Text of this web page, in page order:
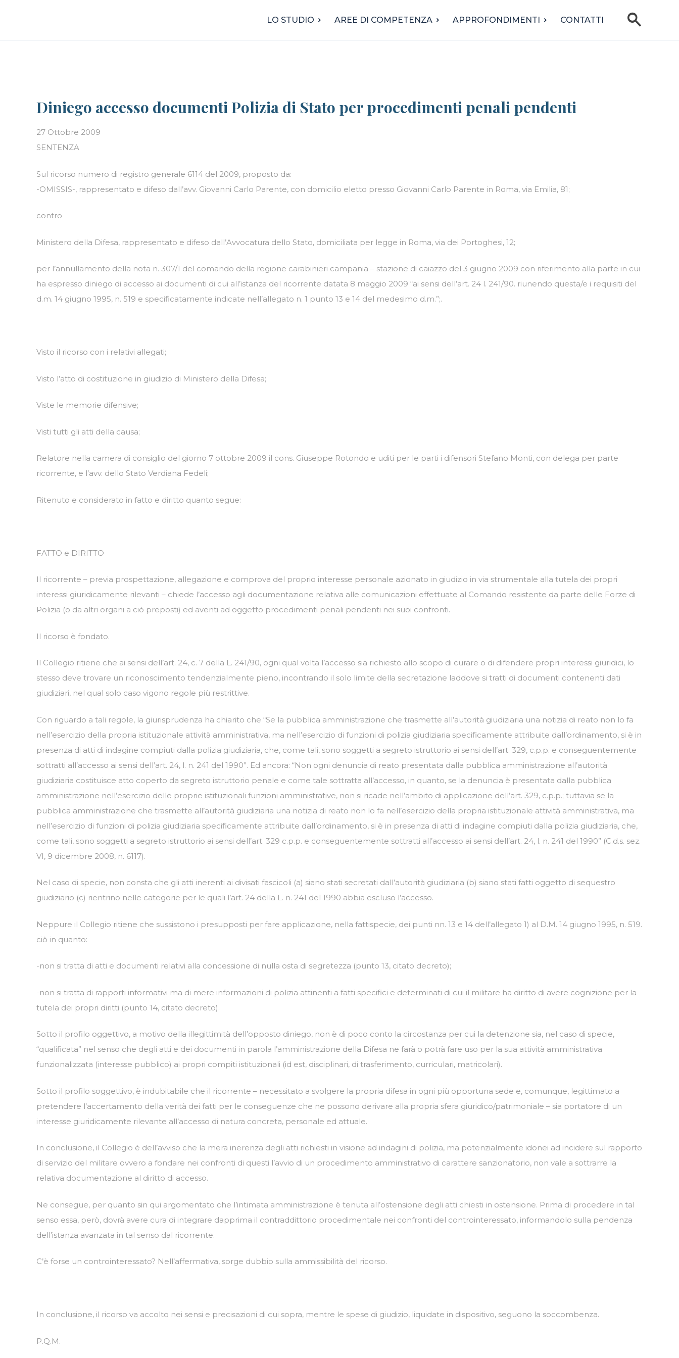
LO STUDIO AREE DI COMPETENZA APPROFONDIMENTI CONTATTI search
Diniego accesso documenti Polizia di Stato per procedimenti penali pendenti
27 Ottobre 2009
SENTENZA
Sul ricorso numero di registro generale 6114 del 2009, proposto da:
-OMISSIS-, rappresentato e difeso dall’avv. Giovanni Carlo Parente, con domicilio eletto presso Giovanni Carlo Parente in Roma, via Emilia, 81;
contro
Ministero della Difesa, rappresentato e difeso dall’Avvocatura dello Stato, domiciliata per legge in Roma, via dei Portoghesi, 12;
per l’annullamento della nota n. 307/1 del comando della regione carabinieri campania – stazione di caiazzo del 3 giugno 2009 con riferimento alla parte in cui
ha espresso diniego di accesso ai documenti di cui all’istanza del ricorrente datata 8 maggio 2009 “ai sensi dell’art. 24 l. 241/90. riunendo questa/e i requisiti del
d.m. 14 giugno 1995, n. 519 e specificatamente indicate nell’allegato n. 1 punto 13 e 14 del medesimo d.m.”;.
Visto il ricorso con i relativi allegati;
Visto l’atto di costituzione in giudizio di Ministero della Difesa;
Viste le memorie difensive;
Visti tutti gli atti della causa;
Relatore nella camera di consiglio del giorno 7 ottobre 2009 il cons. Giuseppe Rotondo e uditi per le parti i difensori Stefano Monti, con delega per parte
ricorrente, e l’avv. dello Stato Verdiana Fedeli;
Ritenuto e considerato in fatto e diritto quanto segue:
FATTO e DIRITTO
Il ricorrente – previa prospettazione, allegazione e comprova del proprio interesse personale azionato in giudizio in via strumentale alla tutela dei propri
interessi giuridicamente rilevanti – chiede l’accesso agli documentazione relativa alle comunicazioni effettuate al Comando resistente da parte delle Forze di
Polizia (o da altri organi a ciò preposti) ed aventi ad oggetto procedimenti penali pendenti nei suoi confronti.
Il ricorso è fondato.
Il Collegio ritiene che ai sensi dell’art. 24, c. 7 della L. 241/90, ogni qual volta l’accesso sia richiesto allo scopo di curare o di difendere propri interessi giuridici, lo
stesso deve trovare un riconoscimento tendenzialmente pieno, incontrando il solo limite della secretazione laddove si tratti di documenti contenenti dati
giudiziari, nel qual solo caso vigono regole più restrittive.
Con riguardo a tali regole, la giurisprudenza ha chiarito che “Se la pubblica amministrazione che trasmette all’autorità giudiziaria una notizia di reato non lo fa
nell’esercizio della propria istituzionale attività amministrativa, ma nell’esercizio di funzioni di polizia giudiziaria specificamente attribuite dall’ordinamento, si è in
presenza di atti di indagine compiuti dalla polizia giudiziaria, che, come tali, sono soggetti a segreto istruttorio ai sensi dell’art. 329, c.p.p. e conseguentemente
sottratti all’accesso ai sensi dell’art. 24, l. n. 241 del 1990”. Ed ancora: “Non ogni denuncia di reato presentata dalla pubblica amministrazione all’autorità
giudiziaria costituisce atto coperto da segreto istruttorio penale e come tale sottratta all’accesso, in quanto, se la denuncia è presentata dalla pubblica
amministrazione nell’esercizio delle proprie istituzionali funzioni amministrative, non si ricade nell’ambito di applicazione dell’art. 329, c.p.p.; tuttavia se la
pubblica amministrazione che trasmette all’autorità giudiziaria una notizia di reato non lo fa nell’esercizio della propria istituzionale attività amministrativa, ma
nell’esercizio di funzioni di polizia giudiziaria specificamente attribuite dall’ordinamento, si è in presenza di atti di indagine compiuti dalla polizia giudiziaria, che,
come tali, sono soggetti a segreto istruttorio ai sensi dell’art. 329 c.p.p. e conseguentemente sottratti all’accesso ai sensi dell’art. 24, l. n. 241 del 1990” (C.d.s. sez.
VI, 9 dicembre 2008, n. 6117).
Nel caso di specie, non consta che gli atti inerenti ai divisati fascicoli (a) siano stati secretati dall’autorità giudiziaria (b) siano stati fatti oggetto di sequestro
giudiziario (c) rientrino nelle categorie per le quali l’art. 24 della L. n. 241 del 1990 abbia escluso l’accesso.
Neppure il Collegio ritiene che sussistono i presupposti per fare applicazione, nella fattispecie, dei punti nn. 13 e 14 dell’allegato 1) al D.M. 14 giugno 1995, n. 519.
ciò in quanto:
-non si tratta di atti e documenti relativi alla concessione di nulla osta di segretezza (punto 13, citato decreto);
-non si tratta di rapporti informativi ma di mere informazioni di polizia attinenti a fatti specifici e determinati di cui il militare ha diritto di avere cognizione per la
tutela dei propri diritti (punto 14, citato decreto).
Sotto il profilo oggettivo, a motivo della illegittimità dell’opposto diniego, non è di poco conto la circostanza per cui la detenzione sia, nel caso di specie,
“qualificata” nel senso che degli atti e dei documenti in parola l’amministrazione della Difesa ne farà o potrà fare uso per la sua attività amministrativa
funzionalizzata (interesse pubblico) ai propri compiti istituzionali (id est, disciplinari, di trasferimento, curriculari, matricolari).
Sotto il profilo soggettivo, è indubitabile che il ricorrente – necessitato a svolgere la propria difesa in ogni più opportuna sede e, comunque, legittimato a
pretendere l’accertamento della verità dei fatti per le conseguenze che ne possono derivare alla propria sfera giuridico/patrimoniale – sia portatore di un
interesse giuridicamente rilevante all’accesso di natura concreta, personale ed attuale.
In conclusione, il Collegio è dell’avviso che la mera inerenza degli atti richiesti in visione ad indagini di polizia, ma potenzialmente idonei ad incidere sul rapporto
di servizio del militare ovvero a fondare nei confronti di questi l’avvio di un procedimento amministrativo di carattere sanzionatorio, non vale a sottrarre la
relativa documentazione al diritto di accesso.
Ne consegue, per quanto sin qui argomentato che l’intimata amministrazione è tenuta all’ostensione degli atti chiesti in ostensione. Prima di procedere in tal
senso essa, però, dovrà avere cura di integrare dapprima il contraddittorio procedimentale nei confronti del controinteressato, informandolo sulla pendenza
dell’istanza avanzata in tal senso dal ricorrente.
C’è forse un controinteressato? Nell’affermativa, sorge dubbio sulla ammissibilità del ricorso.
In conclusione, il ricorso va accolto nei sensi e precisazioni di cui sopra, mentre le spese di giudizio, liquidate in dispositivo, seguono la soccombenza.
P.Q.M.